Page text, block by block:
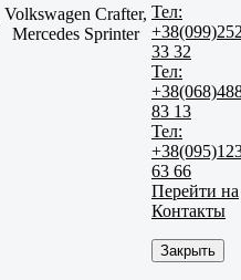
Volkswagen Crafter,
Mercedes Sprinter
Тел:
33 32
Тел:
83 13
Тел:
63 66
Перейти на
Контакты
Закрыть